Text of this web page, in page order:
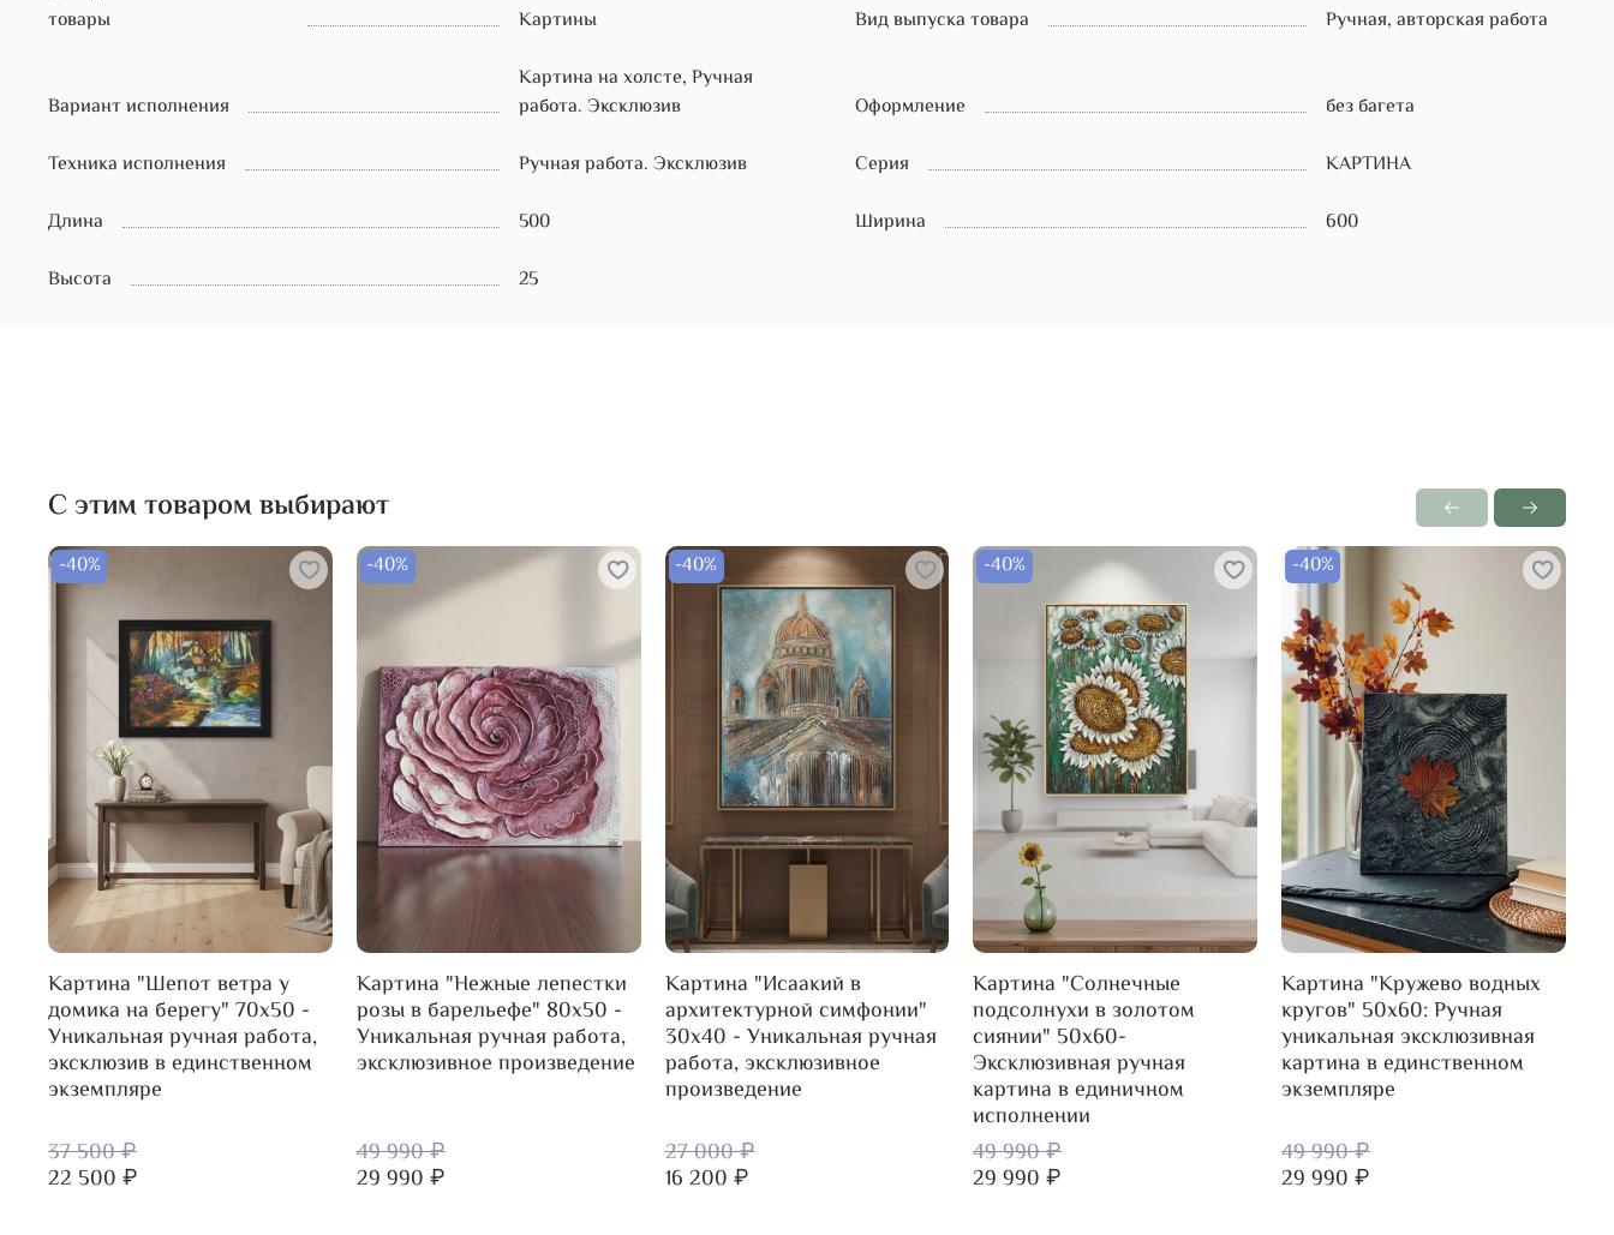
товары
Картины Вид выпуска товара Ручная, авторская работа
Вариант исполнения
Картина на холсте, Ручная
работа. Эксклюзив
Оформление
без багета
Техника исполнения
Ручная работа. Эксклюзив Серия
КАРТИНА
Длина
500 Ширина
600
Высота
25
С этим товаром выбирают
-40%
Картина "Шепот ветра у
домика на берегу" 70х50 -
Уникальная ручная работа,
эксклюзив в единственном
экземпляре
37 500 ₽
22 500 ₽
-40%
Картина "Нежные лепестки
розы в барельефе" 80х50 -
Уникальная ручная работа,
эксклюзивное произведение
49 990 ₽
29 990 ₽
-40%
Картина "Исаакий в
архитектурной симфонии"
30х40 - Уникальная ручная
работа, эксклюзивное
произведение
27 000 ₽
16 200 ₽
-40%
Картина "Солнечные
подсолнухи в золотом
сиянии" 50х60-
Эксклюзивная ручная
картина в единичном
исполнении
49 990 ₽
29 990 ₽
-40%
Картина "Кружево водных
кругов" 50х60: Ручная
уникальная эксклюзивная
картина в единственном
экземпляре
49 990 ₽
29 990 ₽